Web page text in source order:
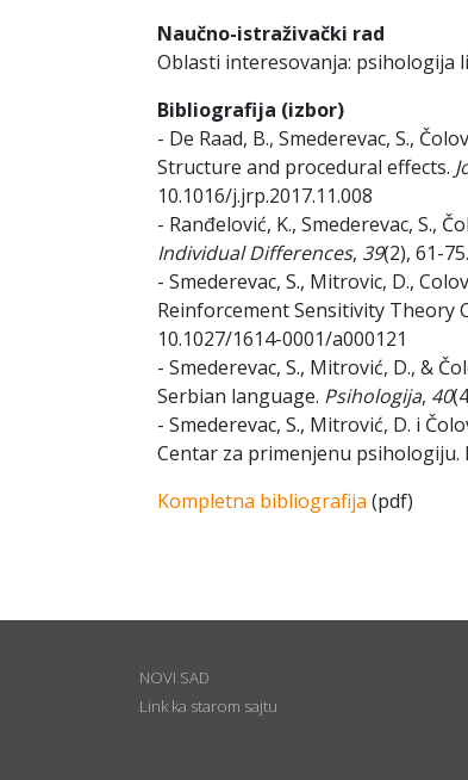
Naučno-istraživački rad
Oblasti interesovanja: psihologija
Bibliografija (izbor)
- De Raad, B., Smederevac, S.,
Structure and procedural effects.
10.1016/j.jrp.2017.11.008
- Ranđelović, K., Smederevac, S.,
Individual Differences, 39(2), 61-
- Smederevac, S., Mitrovic, D.,
Reinforcement Sensitivity Theory
10.1027/1614-0001/a000121
- Smederevac, S., Mitrović, D., &
Serbian language. Psihologija, 40
- Smederevac, S., Mitrović, D. i
Centar za primenjenu psihologiju.
Kompletna bibliografija (pdf)
NOVI SAD
Link ka starom sajtu